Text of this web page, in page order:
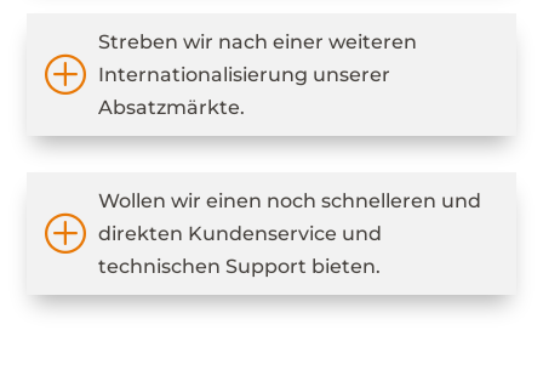
P
Streben wir nach einer weiteren
Internationalisierung unserer
Absatzmärkte.
P
Wollen wir einen noch schnelleren und
direkten Kundenservice und
technischen Support bieten.